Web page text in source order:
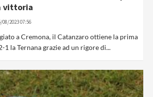
vittoria
08/2023 07:56
a Cremona, il Catanzaro ottiene la prima
la Ternana grazie ad un rigore di...